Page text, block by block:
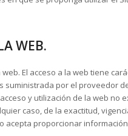
WEB.
El acceso a la web tiene
suministrada por el proveedor
y utilización de la web
caso, de la exactitud,
proporcionar